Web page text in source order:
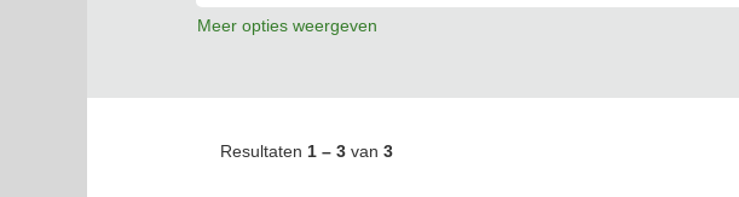
Meer opties weergeven
Resultaten 1 – 3 van 3